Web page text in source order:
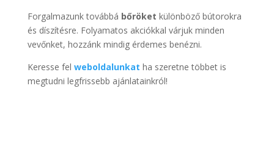
Forgalmazunk továbbá bőröket különböző bútorokra
és díszítésre. Folyamatos akciókkal várjuk minden
vevőnket, hozzánk mindig érdemes benézni.
Keresse fel weboldalunkat ha szeretne többet is
megtudni legfrissebb ajánlatainkról!